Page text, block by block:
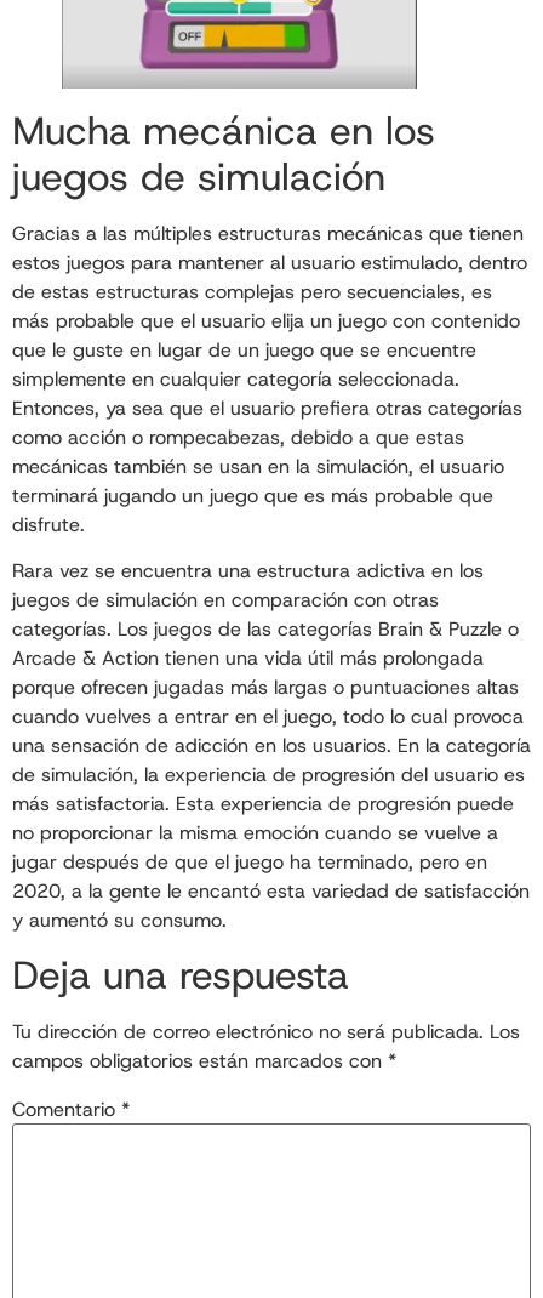
Mucha mecánica en los
juegos de simulación
Gracias a las múltiples estructuras mecánicas que tienen
estos juegos para mantener al usuario estimulado, dentro
de estas estructuras complejas pero secuenciales, es
más probable que el usuario elija un juego con contenido
que le guste en lugar de un juego que se encuentre
simplemente en cualquier categoría seleccionada.
Entonces, ya sea que el usuario prefiera otras categorías
como acción o rompecabezas, debido a que estas
mecánicas también se usan en la simulación, el usuario
terminará jugando un juego que es más probable que
disfrute.
Rara vez se encuentra una estructura adictiva en los
juegos de simulación en comparación con otras
categorías. Los juegos de las categorías Brain & Puzzle o
Arcade & Action tienen una vida útil más prolongada
porque ofrecen jugadas más largas o puntuaciones altas
cuando vuelves a entrar en el juego, todo lo cual provoca
una sensación de adicción en los usuarios. En la categoría
de simulación, la experiencia de progresión del usuario es
más satisfactoria. Esta experiencia de progresión puede
no proporcionar la misma emoción cuando se vuelve a
jugar después de que el juego ha terminado, pero en
2020, a la gente le encantó esta variedad de satisfacción
y aumentó su consumo.
Deja una respuesta
Tu dirección de correo electrónico no será publicada. Los
campos obligatorios están marcados con *
Comentario *